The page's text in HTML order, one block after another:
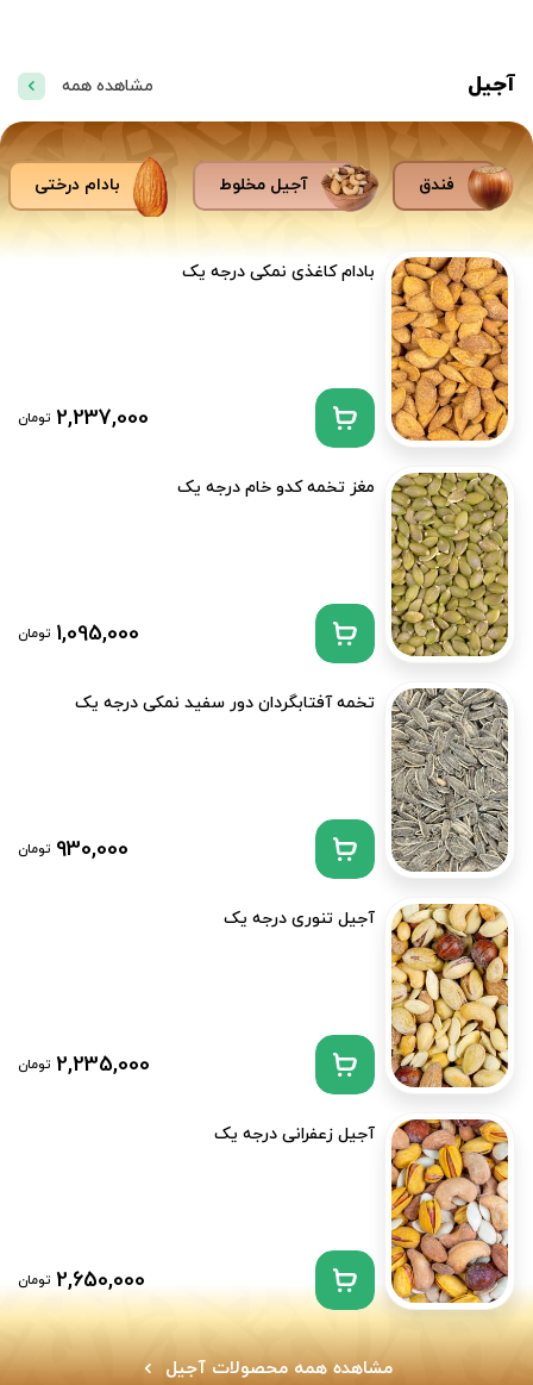
آجیل مشاهده همه
فندق آجیل مخلوط بادام درختی
بادام کاغذی نمکی درجه یک
2,237,000 تومان
مغز تخمه کدو خام درجه یک
1,095,000 تومان
تخمه آفتابگردان دور سفید نمکی درجه یک
930,000 تومان
آجیل تنوری درجه یک
2,235,000 تومان
آجیل زعفرانی درجه یک
2,650,000 تومان
مشاهده همه محصولات آجیل